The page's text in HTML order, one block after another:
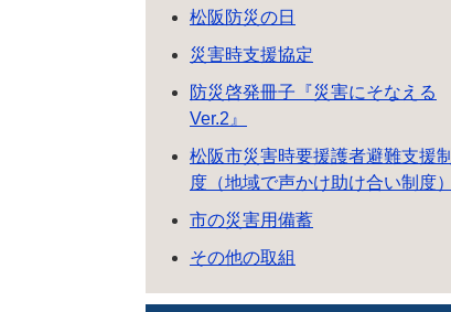
松阪防災の日
災害時支援協定
防災啓発冊子『災害にそなえる
Ver.2』
松阪市災害時要援護者避難支援制
度（地域で声かけ助け合い制度）
市の災害用備蓄
その他の取組